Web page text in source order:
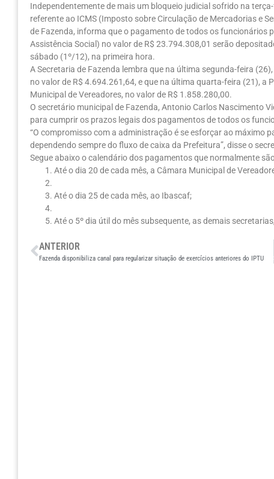
Independentemente de mais um bloqueio judicial sofrido na
referente ao ICMS (Imposto sobre Circulação de Mercadorias e
de Fazenda, informa que o pagamento de todos os funcionários
Assistência Social) no valor de R$ 23.794.308,01 serão
sábado (1º/12), na primeira hora.
A Secretaria de Fazenda lembra que na última segunda-feira
no valor de R$ 4.694.261,64, e que na última quarta-feira (21),
Municipal de Vereadores, no valor de R$ 1.858.280,00.
O secretário municipal de Fazenda, Antonio Carlos Nascimento
para cumprir os prazos legais dos pagamentos de todos os
“O compromisso com a administração é se esforçar ao máximo
dependendo sempre do fluxo de caixa da Prefeitura”, disse o
Segue abaixo o calendário dos pagamentos que normalmente
Até o dia 20 de cada mês, a Câmara Municipal de
Até o dia 25 de cada mês, ao Ibascaf;
Até o 5º dia útil do mês subsequente, as demais
ANTERIOR
Fazenda disponibiliza canal para regularizar situação de exercícios anteriores do IPTU